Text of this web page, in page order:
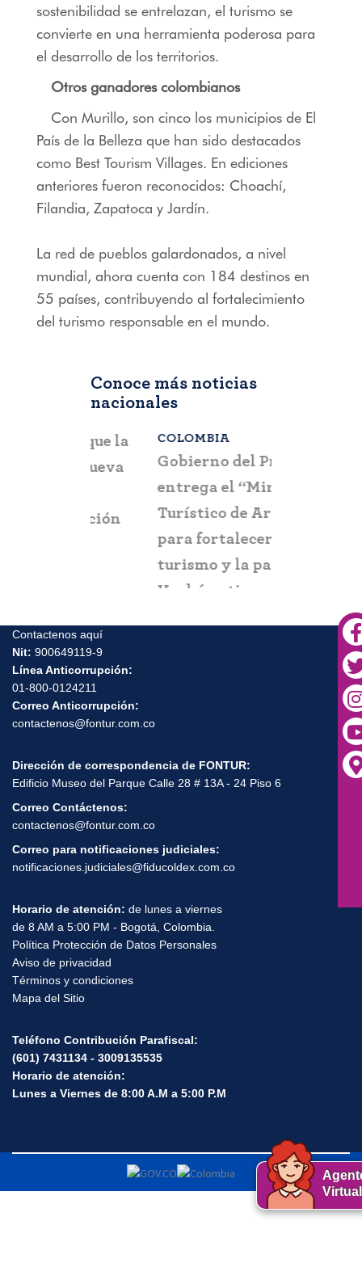
sostenibilidad se entrelazan, el turismo se
convierte en una herramienta poderosa para
el desarrollo de los territorios.
Otros ganadores colombianos
Con Murillo, son cinco los municipios de El
País de la Belleza que han sido destacados
como Best Tourism Villages. En ediciones
anteriores fueron reconocidos: Choachí,
Filandia, Zapatoca y Jardín.
La red de pueblos galardonados, a nivel
mundial, ahora cuenta con 184 destinos en
55 países, contribuyendo al fortalecimiento
del turismo responsable en el mundo.
Conoce más noticias
nacionales
COLOMBIA
Gobierno del Progreso
entrega el “Mirador
Turístico de Arboletes”
para fortalecer el
turismo y la paz en el
Urabá antioqueño
Contactenos aquí
Nit:900649119-9
Línea Anticorrupción:
01-800-0124211
Correo Anticorrupción:
Dirección de correspondencia de FONTUR:
Correo Contáctenos:
Correo para notificaciones judiciales:
Horario de atención:de lunes a viernes
de 8 AM a 5:00 PM - Bogotá, Colombia.
Política Protección de Datos Personales
Aviso de privacidad
Términos y condiciones
Teléfono Contribución Parafiscal:
(601) 7431134 - 3009135535
Horario de atención:
Virtual